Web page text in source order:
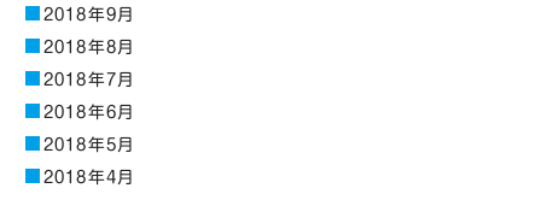
2018年9月
2018年8月
2018年7月
2018年6月
2018年5月
2018年4月